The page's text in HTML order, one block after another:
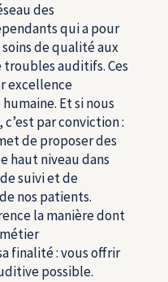
des
qui a pour
de qualité aux
auditifs. Ces
excellence
Et si nous
par conviction :
de proposer des
haut niveau dans
suivi et de
nos patients.
la manière dont
finalité : vous offrir
possible.